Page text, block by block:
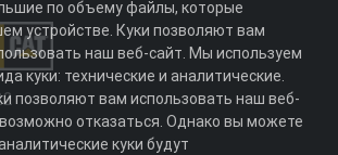
по объему файлы, которые
устройстве. Куки позволяют вам
наш веб-сайт. Мы используем
куки: технические и аналитические.
позволяют вам использовать наш веб-
отказаться. Однако вы можете
куки будут